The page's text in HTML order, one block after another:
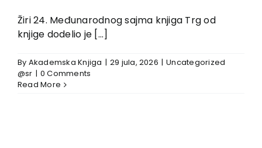
Žiri 24. Međunarodnog sajma knjiga Trg od
knjige dodelio je [...]
By Akademska Knjiga | 29 jula, 2026 | Uncategorized
@sr | 0 Comments
Read More